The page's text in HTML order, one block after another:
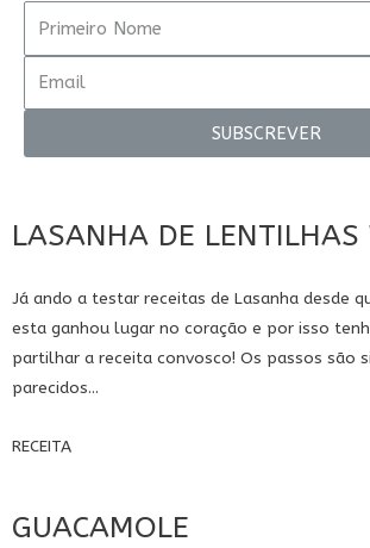
SUBSCREVER
LASANHA DE LENTILHAS
Já ando a testar receitas de Lasanha desde
esta ganhou lugar no coração e por isso
partilhar a receita convosco! Os passos são
parecidos...
RECEITA
GUACAMOLE